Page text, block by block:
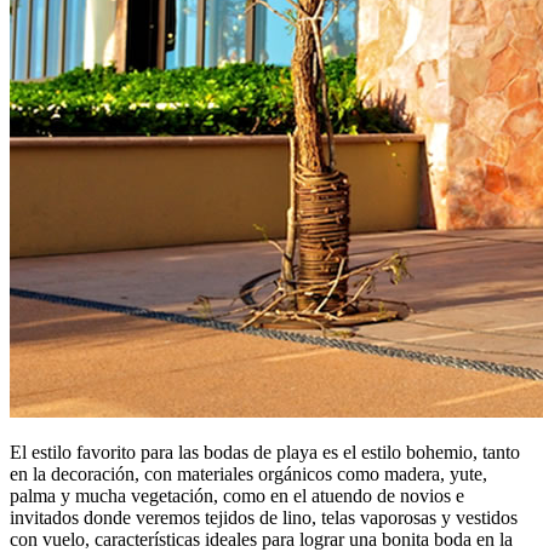
El estilo favorito para las bodas de playa es el estilo bohemio, tanto
en la decoración, con materiales orgánicos como madera, yute,
palma y mucha vegetación, como en el atuendo de novios e
invitados donde veremos tejidos de lino, telas vaporosas y vestidos
con vuelo, características ideales para lograr una bonita boda en la